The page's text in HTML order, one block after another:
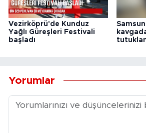
Vezirköprü'de Kunduz
Yağlı Güreşleri Festivali
başladı
Yorumlar